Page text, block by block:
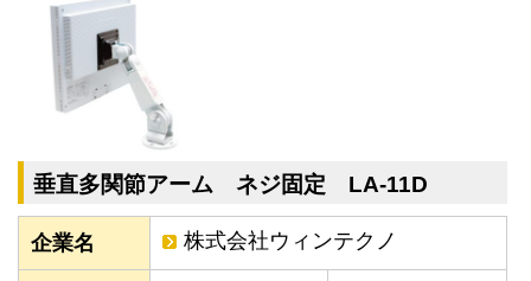
垂直多関節アーム ネジ固定 LA-11D
企業名 株式会社ウィンテクノ